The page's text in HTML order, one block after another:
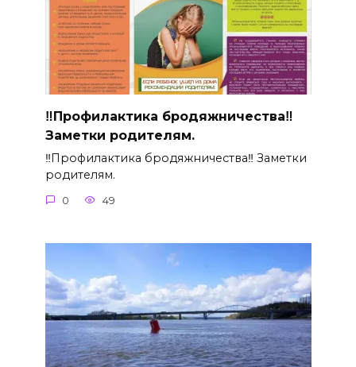
‼Профилактика бродяжничества‼
Заметки родителям.
‼Профилактика бродяжничества‼ Заметки
родителям.
0 49